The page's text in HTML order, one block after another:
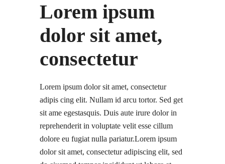
Lorem ipsum
dolor sit amet,
consectetur
Lorem ipsum dolor sit amet, consectetur
adipis cing elit. Nullam id arcu tortor. Sed get
sit ame egestasquis. Duis aute irure dolor in
reprehenderit in voluptate velit esse cillum
dolore eu fugiat nulla pariatur.Lorem ipsum
dolor sit amet, consectetur adipiscing elit, sed